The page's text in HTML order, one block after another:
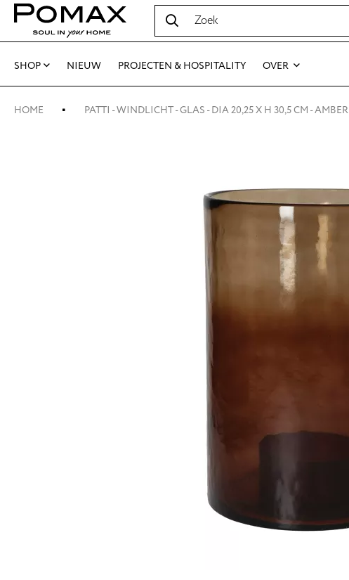
SHOP NIEUW PROJECTEN & HOSPITALITY OVER
HOME PATTI - WINDLICHT - GLAS - DIA 20,25 X H 30,5 CM - AMBER